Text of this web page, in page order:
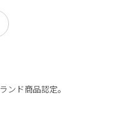
ド商品認定。